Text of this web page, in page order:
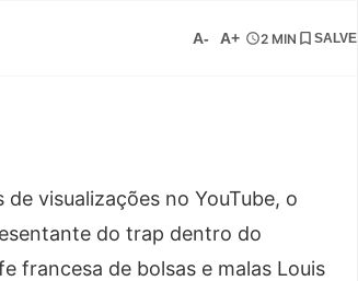
A- A+ 2 MIN SALVE
visualizações no YouTube, o
do trap dentro do
francesa de bolsas e malas Louis